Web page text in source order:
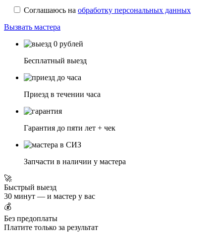
Соглашаюсь на обработку персональных данных
Вызвать мастера
Бесплатный выезд
Приезд в течении часа
Гарантия до пяти лет + чек
Запчасти в наличии у мастера
🚀
Быстрый выезд
30 минут — и мастер у вас
💰
Без предоплаты
Платите только за результат